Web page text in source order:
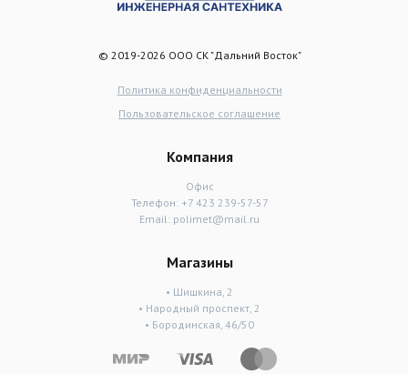
© 2019-2026 ООО СК "Дальний Восток"
Политика конфиденциальности
Пользовательское соглашение
Компания
Офис
Телефон: +7 423 239-57-57
Email: polimet@mail.ru
Магазины
• Шишкина, 2
• Народный проспект, 2
• Бородинская, 46/50